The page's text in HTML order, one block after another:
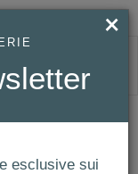
×
esclusive sui